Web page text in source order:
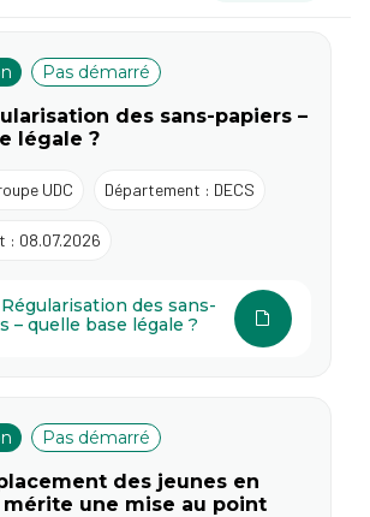
Pas démarré
des sans-papiers –
légale ?
UDC Département : DECS
: 08.07.2026
Régularisation des sans-
– quelle base légale ?
Pas démarré
des jeunes en
une mise au point